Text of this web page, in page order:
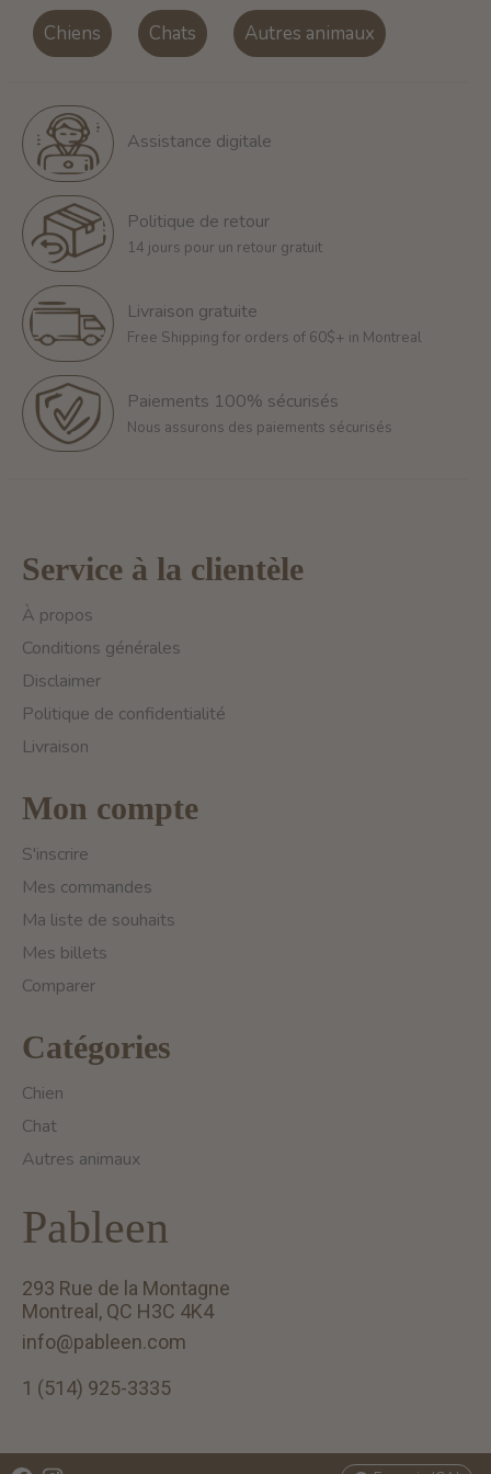
Chiens Chats Autres animaux
Assistance digitale
Politique de retour
14 jours pour un retour gratuit
Livraison gratuite
Free Shipping for orders of 60$+ in Montreal
Paiements 100% sécurisés
Nous assurons des paiements sécurisés
Service à la clientèle
À propos
Conditions générales
Disclaimer
Politique de confidentialité
Livraison
Mon compte
S'inscrire
Mes commandes
Ma liste de souhaits
Mes billets
Comparer
Catégories
Chien
Chat
Autres animaux
Pableen
293 Rue de la Montagne
Montreal, QC H3C 4K4
info@pableen.com
1 (514) 925-3335